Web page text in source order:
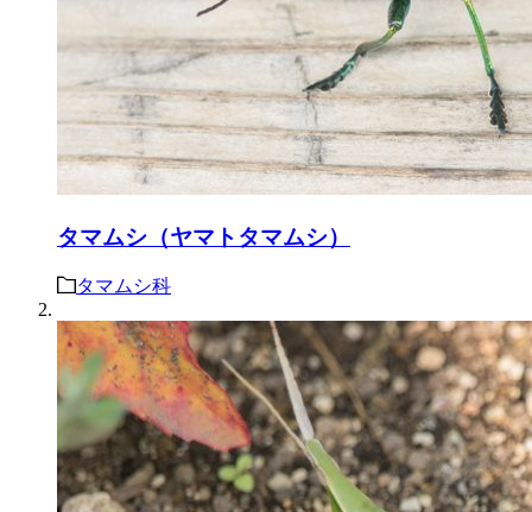
タマムシ（ヤマトタマムシ）
タマムシ科